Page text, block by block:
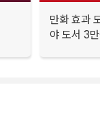
만화 효과
야 도서 3